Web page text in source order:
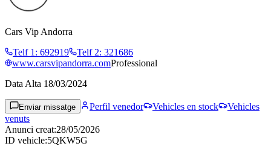
Cars Vip Andorra
Telf 1 : 692919 Telf 2: 321686
www.carsvipandorra.comProfessional
Data Alta 18/03/2024
Enviar missatge Perfil venedor Vehicles en stock
Vehicles
venuts
Anunci creat:28/05/2026
ID vehicle:5QKW5G